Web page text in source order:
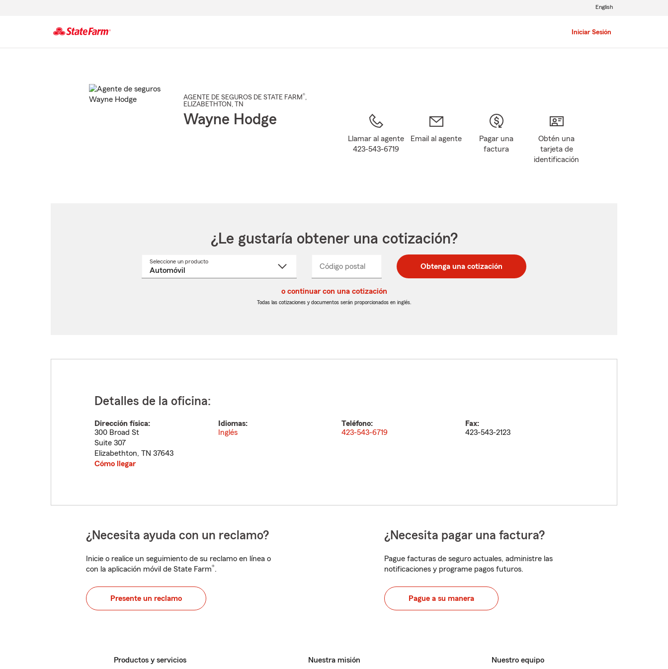
Iniciar Sesión
English
AGENTE DE SEGUROS DE STATE FARM®,
ELIZABETHTON , TN
Wayne Hodge
Llamar al agente
423-543-6719
Email al agente
Pagar una
factura
Obtén una
tarjeta de
identificación
¿Le gustaría obtener una cotización?
Seleccione un productoSeleccione
Código postal
postal
de
postal
de
_____ Obtenga una cotización
o continuar con una cotización
Todas las cotizaciones y documentos serán proporcionados en inglés.
Detalles de la oficina:
Dirección física:
300 Broad St
Suite 307
Elizabethton, TN 37643
Cómo llegar
Idiomas:
Inglés
Teléfono:
423-543-6719
Fax:
423-543-2123
¿Necesita ayuda con un reclamo?
Inicie o realice un seguimiento de su reclamo en línea o
con la aplicación móvil de State Farm®.
Presente un reclamo
¿Necesita pagar una factura?
Pague facturas de seguro actuales, administre las
notificaciones y programe pagos futuros.
Pague a su manera
Productos y servicios Nuestra misión Nuestro equipo